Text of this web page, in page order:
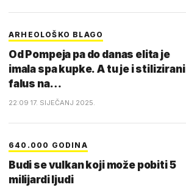
ARHEOLOŠKO BLAGO
Od Pompeja pa do danas elita je
imala spa kupke. A tu je i stilizirani
falus na…
22:09 17. SIJEČANJ 2025.
640.000 GODINA
Budi se vulkan koji može pobiti 5
milijardi ljudi